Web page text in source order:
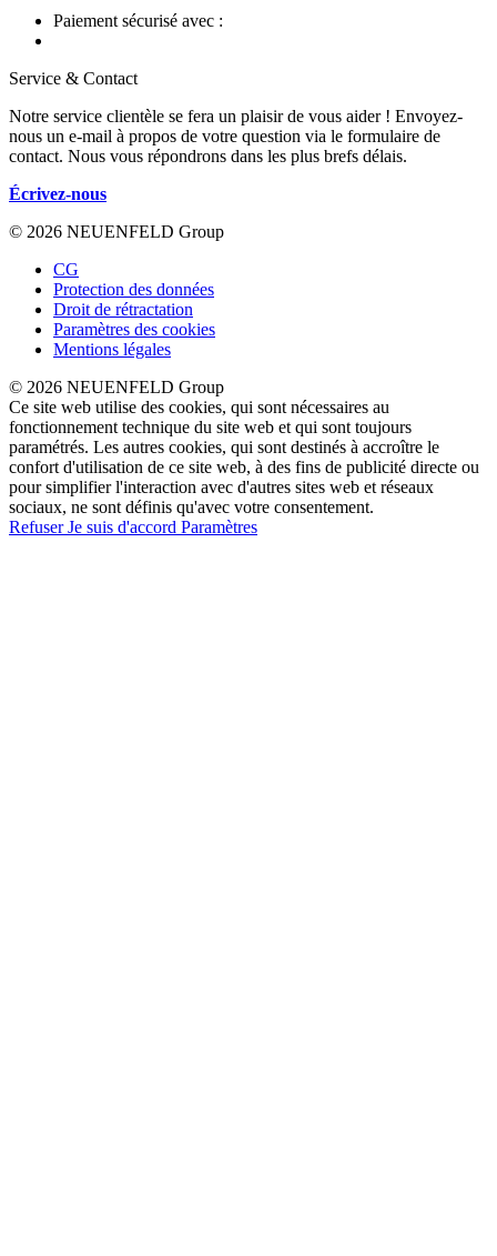
Paiement sécurisé avec :
Service & Contact
Notre service clientèle se fera un plaisir de vous aider ! Envoyez-
nous un e-mail à propos de votre question via le formulaire de
contact. Nous vous répondrons dans les plus brefs délais.
Écrivez-nous
© 2026 NEUENFELD Group
CG
Protection des données
Droit de rétractation
Paramètres des cookies
Mentions légales
© 2026 NEUENFELD Group
Ce site web utilise des cookies, qui sont nécessaires au
fonctionnement technique du site web et qui sont toujours
paramétrés. Les autres cookies, qui sont destinés à accroître le
confort d'utilisation de ce site web, à des fins de publicité directe ou
pour simplifier l'interaction avec d'autres sites web et réseaux
sociaux, ne sont définis qu'avec votre consentement.
RefuserJe suis d'accord Paramètres